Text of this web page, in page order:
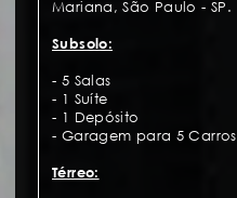
Mariana, São Paulo - SP.
Subsolo:
- 5 Salas
- 1 Suíte
- 1 Depósito
- Garagem para 5 Carros
Térreo: